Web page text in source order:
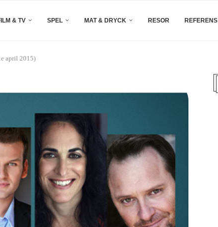
& TV SPEL MAT & DRYCK RESOR REFERENS
april 2015)